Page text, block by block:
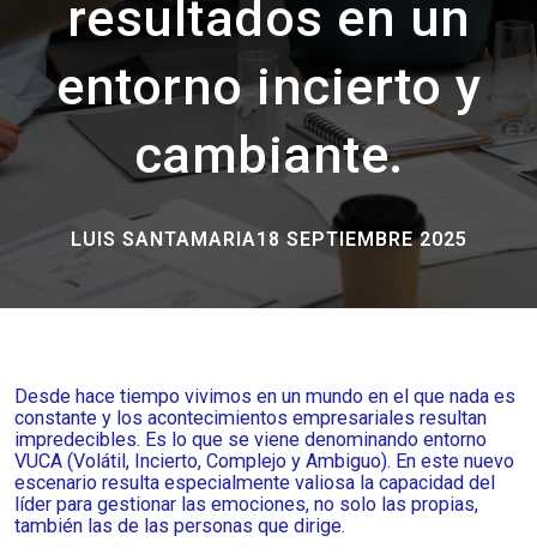
resultados en un
entorno incierto y
cambiante.
LUIS SANTAMARIA18 SEPTIEMBRE 2025
Desde hace tiempo vivimos en un mundo en el que nada es
constante y los acontecimientos empresariales resultan
impredecibles. Es lo que se viene denominando entorno
VUCA (Volátil, Incierto, Complejo y Ambiguo). En este nuevo
escenario resulta especialmente valiosa la capacidad del
líder para gestionar las emociones, no solo las propias,
también las de las personas que dirige.